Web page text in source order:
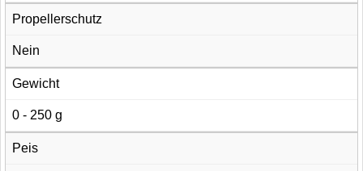
Propellerschutz
Nein
Gewicht
0 - 250 g
Peis